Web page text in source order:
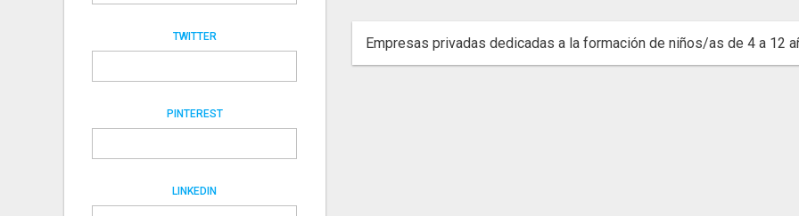
TWITTER
PINTEREST
LINKEDIN
Empresas privadas dedicadas a la formación de niños/as de 4 a 12